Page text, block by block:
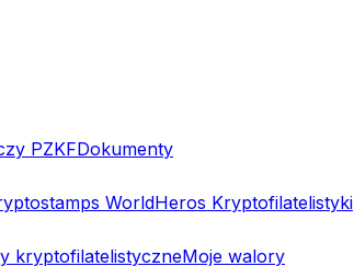
PZKFDokumenty
WorldHeros Kryptofilatelistyki
kryptofilatelistyczneMoje walory